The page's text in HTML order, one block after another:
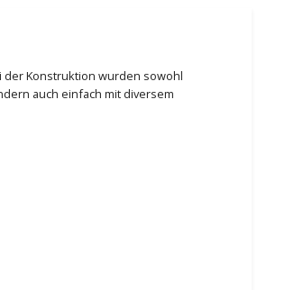
der Konstruktion wurden sowohl
auch einfach mit diversem